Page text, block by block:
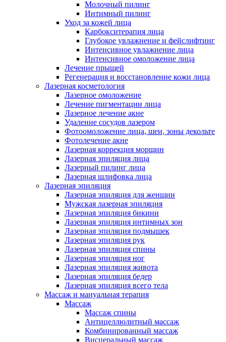
Молочный пилинг
Интимный пилинг
Уход за кожей лица
Карбокситерапия лица
Глубокое увлажнение и фейслифтинг
Интенсивное увлажнение лица
Интенсивное омоложение лица
Лечение прыщей
Регенерация и восстановление кожи лица
Лазерная косметология
Лазерное омоложение
Лечение пигментации лица
Лазерное лечение акне
Удаление сосудов лазером
Фотоомоложение лица, шеи, зоны декольте
Фотолечение акне
Лазерная коррекция морщин
Лазерная эпиляция лица
Лазерный пилинг лица
Лазерная шлифовка лица
Лазерная эпиляция
Лазерная эпиляция для женщин
Мужская лазерная эпиляция
Лазерная эпиляция бикини
Лазерная эпиляция интимных зон
Лазерная эпиляция подмышек
Лазерная эпиляция рук
Лазерная эпиляция спины
Лазерная эпиляция ног
Лазерная эпиляция живота
Лазерная эпиляция бедер
Лазерная эпиляция всего тела
Массаж и мануальная терапия
Массаж
Массаж спины
Антицеллюлитный массаж
Комбинированный массаж
Висцеральный массаж